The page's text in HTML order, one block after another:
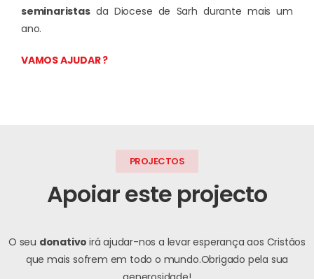
seminaristasda Diocese de Sarh durante mais um
ano.
VAMOS AJUDAR ?
PROJECTOS
Apoiar este projecto
O seu donativo irá ajudar-nos a levar esperança aos Cristãos
que mais sofrem em todo o mundo.Obrigado pela sua